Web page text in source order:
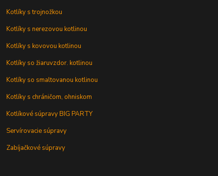
Kotlíky s trojnožkou
Kotlíky s nerezovou kotlinou
Kotlíky s kovovou kotlinou
Kotlíky so žiaruvzdor. kotlinou
Kotlíky so smaltovanou kotlinou
Kotlíky s chráničom, ohniskom
Kotlíkové súpravy BIG PARTY
Servírovacie súpravy
Zabíjačkové súpravy